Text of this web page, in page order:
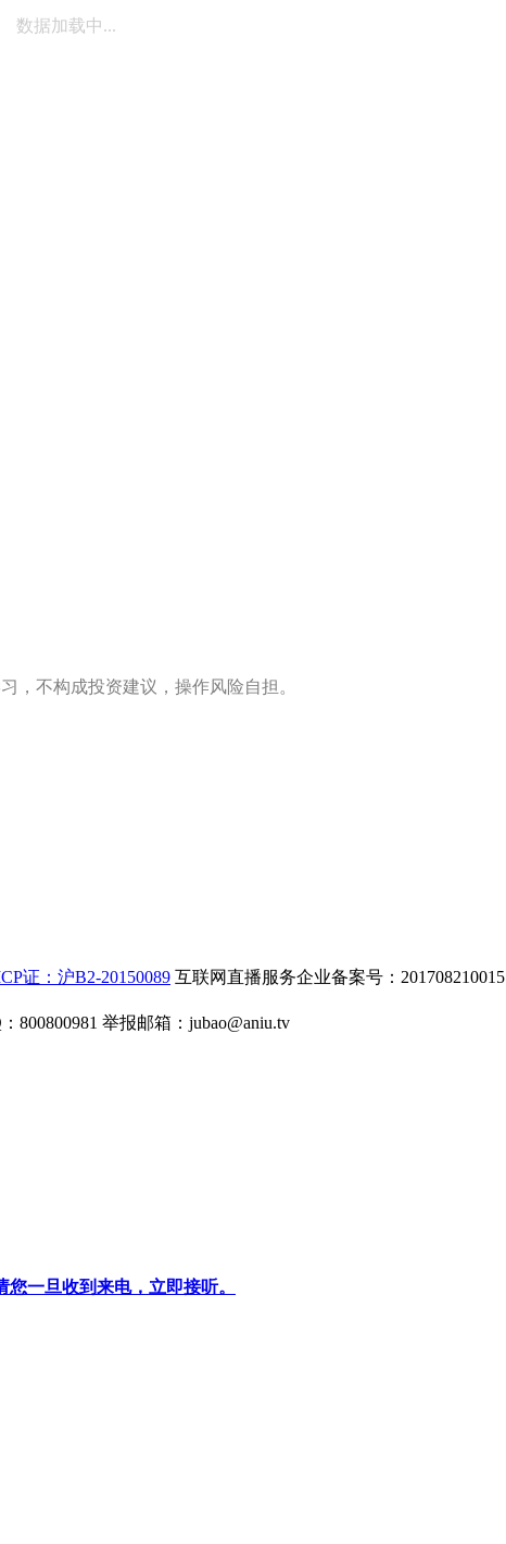
数据加载中...
，不构成投资建议，操作风险自担。
证：沪B2-20150089 互联网直播服务企业备案号：201708210015
800800981 举报邮箱： jubao@aniu.tv
一旦收到来电，立即接听。